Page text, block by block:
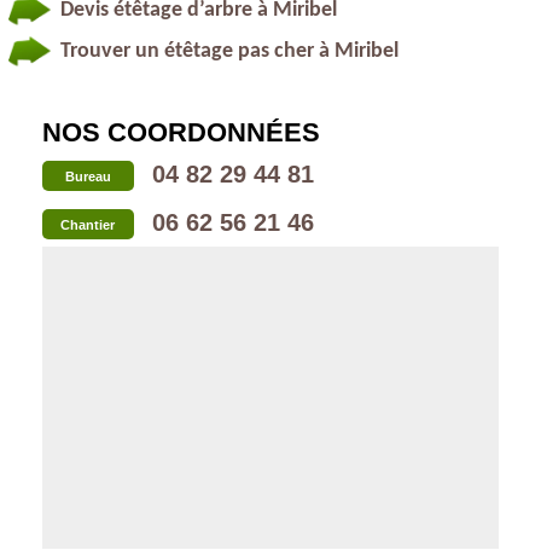
Devis étêtage d’arbre à Miribel
Trouver un étêtage pas cher à Miribel
NOS COORDONNÉES
Bureau 04 82 29 44 81
Chantier 06 62 56 21 46